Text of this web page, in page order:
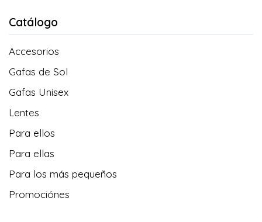
Catálogo
Accesorios
Gafas de Sol
Gafas Unisex
Lentes
Para ellos
Para ellas
Para los más pequeños
Promociónes